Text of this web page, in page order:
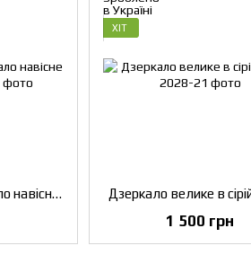
Логопедичне дзеркало навісне 800х400 мм
ХІТ
Дзеркало велике в
1 500 грн